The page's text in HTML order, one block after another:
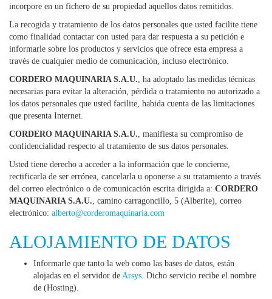
incorpore en un fichero de su propiedad aquellos datos remitidos.
La recogida y tratamiento de los datos personales que usted facilite tiene
como finalidad contactar con usted para dar respuesta a su petición e
informarle sobre los productos y servicios que ofrece esta empresa a
través de cualquier medio de comunicación, incluso electrónico.
CORDERO MAQUINARIA S.A.U., ha adoptado las medidas técnicas
necesarias para evitar la alteración, pérdida o tratamiento no autorizado a
los datos personales que usted facilite, habida cuenta de las limitaciones
que presenta Internet.
CORDERO MAQUINARIA S.A.U., manifiesta su compromiso de
confidencialidad respecto al tratamiento de sus datos personales.
Usted tiene derecho a acceder a la información que le concierne,
rectificarla de ser errónea, cancelarla u oponerse a su tratamiento a través
del correo electrónico o de comunicación escrita dirigida a: CORDERO
MAQUINARIA S.A.U., camino carragoncillo, 5 (Alberite), correo
electrónico: alberto@corderomaquinaria.com
ALOJAMIENTO DE DATOS
Informarle que tanto la web como las bases de datos, están
alojadas en el servidor de Arsys. Dicho servicio recibe el nombre
de (Hosting).